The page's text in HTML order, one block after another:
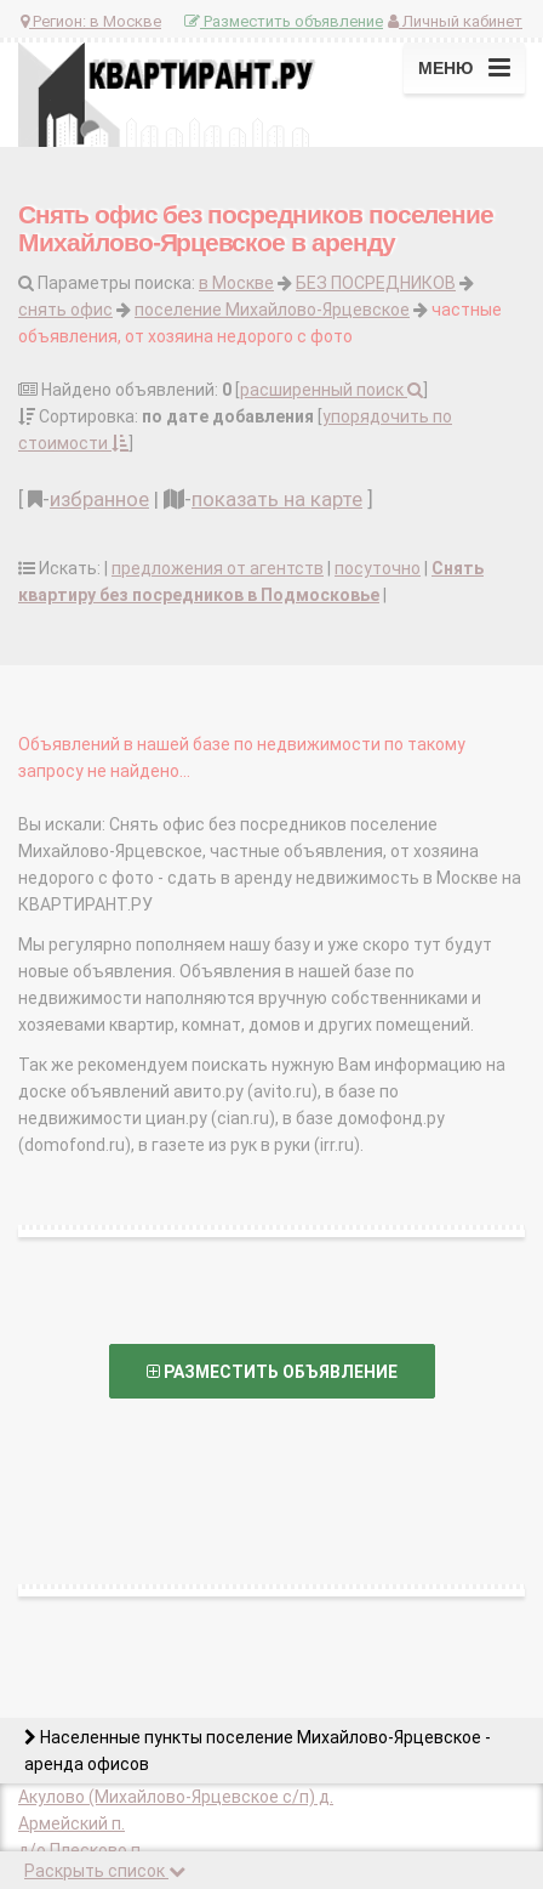
Регион: в Москве Личный кабинет
Разместить объявление
МЕНЮ
Снять офис без посредников поселение
Михайлово-Ярцевское в аренду
Параметры поиска: в Москве
БЕЗ ПОСРЕДНИКОВ
снять офис
поселение Михайлово-Ярцевское
частные
объявления, от хозяина недорого с фото
Найдено объявлений: 0 расширенный поиск
Сортировка: по дате добавления упорядочить по
стоимости
-избранное | -показать на карте
Искать: | предложения от агентств посуточно
Снять
квартиру без посредников в Подмосковье
Объявлений в нашей базе по недвижимости по такому
запросу не найдено...
Вы искали: Снять офис без посредников поселение
Михайлово-Ярцевское, частные объявления, от хозяина
недорого с фото - сдать в аренду недвижимость в Москве на
КВАРТИРАНТ.РУ
Мы регулярно пополняем нашу базу и уже скоро тут будут
новые объявления. Объявления в нашей базе по
недвижимости наполняются вручную собственниками и
хозяевами квартир, комнат, домов и других помещений.
Так же рекомендуем поискать нужную Вам информацию на
доске объявлений авито.ру (avito.ru), в базе по
недвижимости циан.ру (cian.ru), в базе домофонд.ру
(domofond.ru), в газете из рук в руки (irr.ru).
РАЗМЕСТИТЬ ОБЪЯВЛЕНИЕ
Населенные пункты поселение Михайлово-Ярцевское -
аренда офисов
Акулово (Михайлово-Ярцевское с/п) д.
Армейский п.
д/о Плесково п.
Дешино д.
Раскрыть список